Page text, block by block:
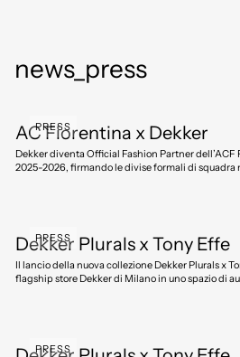
news_press
PRESS
AC Fiorentina x Dekker
Dekker diventa Official Fashion Partner dell’ACF Fiorentina per tre stagioni dal
2025-2026, firmando le divise formali di squadra
PRESS
Dekker Plurals x Tony Effe
Il lancio della nuova collezione Dekker Plurals x
flagship store Dekker di Milano in uno spazio di
PRESS